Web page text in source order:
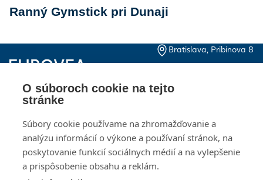
O súboroch cookie na tejto
stránke
Súbory cookie používame na zhromažďovanie a
analýzu informácií o výkone a používaní stránok, na
poskytovanie funkcií sociálnych médií a na vylepšenie
a prispôsobenie obsahu a reklám.
Ranný Gymstick pri Dunaji
Bratislava, Pribinova 8
Kontakty
Otváracie hodiny
investorov
Návštevný poriadok
Ochrana osobných
údajov